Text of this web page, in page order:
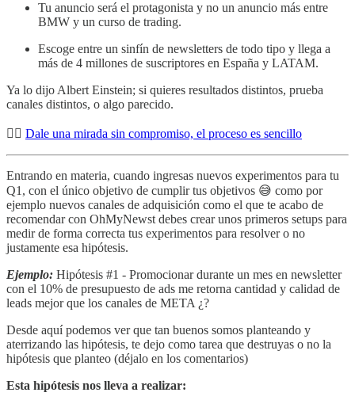
Tu anuncio será el protagonista y no un anuncio más entre
BMW y un curso de trading.
Escoge entre un sinfín de newsletters de todo tipo y llega a
más de 4 millones de suscriptores en España y LATAM.
Ya lo dijo Albert Einstein; si quieres resultados distintos, prueba
canales distintos, o algo parecido.
👉🏻 Dale una mirada sin compromiso, el proceso es sencillo
Entrando en materia, cuando ingresas nuevos experimentos para tu
Q1, con el único objetivo de cumplir tus objetivos 😅 como por
ejemplo nuevos canales de adquisición como el que te acabo de
recomendar con OhMyNewst debes crear unos primeros setups para
medir de forma correcta tus experimentos para resolver o no
justamente esa hipótesis.
Ejemplo: Hipótesis #1 - Promocionar durante un mes en newsletter
con el 10% de presupuesto de ads me retorna cantidad y calidad de
leads mejor que los canales de META ¿?
Desde aquí podemos ver que tan buenos somos planteando y
aterrizando las hipótesis, te dejo como tarea que destruyas o no la
hipótesis que planteo (déjalo en los comentarios)
Esta hipótesis nos lleva a realizar: